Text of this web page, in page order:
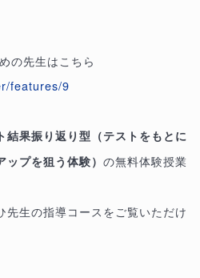
の先生はこちら
features/9
結果振り返り型（テストをもとに
プを狙う体験） の無料体験授業
先生の指導コースをご覧いただけ